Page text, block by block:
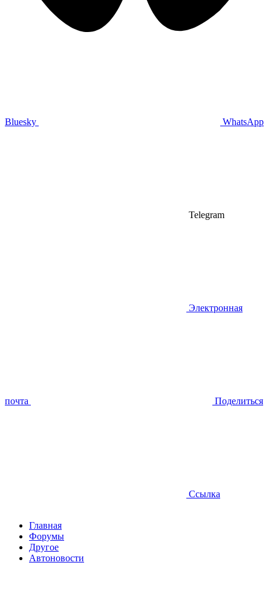
Bluesky WhatsApp
Telegram
Электронная
почта Поделиться
Ссылка
Главная
Форумы
Другое
Автоновости